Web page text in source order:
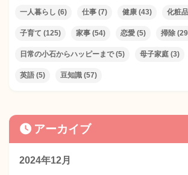
一人暮らし (6) 仕事 (7) 健康 (43) 化粧品
子育て (125) 家事 (54) 恋愛 (5) 掃除
日常の小石からハッピーまで(5) 母子家庭 (3)
英語 (5) 豆知識 (57)
アーカイブ
2024年12月